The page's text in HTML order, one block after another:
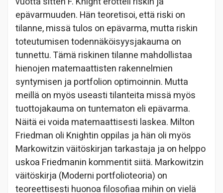
epävarmuuden. Hän teoretisoi, että riski on
tilanne, missä tulos on epävarma, mutta riskin
toteutumisen todennäköisyysjakauma on
tunnettu. Tämä riskinen tilanne mahdollistaa
hienojen matemaattisten rakennelmien
syntymisen ja portfolion optimoinnin. Mutta
meillä on myös useasti tilanteita missä myös
tuottojakauma on tuntematon eli epävarma.
Näitä ei voida matemaattisesti laskea. Milton
Friedman oli Knightin oppilas ja hän oli myös
Markowitzin väitöskirjan tarkastaja ja on helppo
uskoa Friedmanin kommentit siitä. Markowitzin
väitöskirja (Moderni portfolioteoria) on
teoreettisesti huonoa filosofiaa mihin on vielä